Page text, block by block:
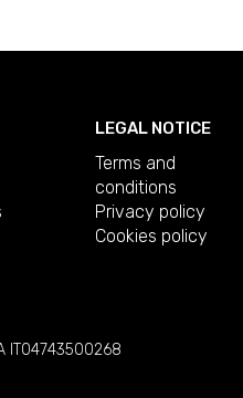
LEGAL NOTICE
Terms and
conditions
Privacy policy
Cookies policy
IT04743500268